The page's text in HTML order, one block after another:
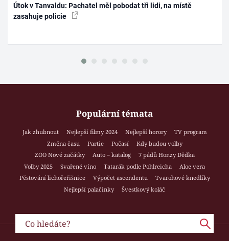
Útok v Tanvaldu: Pachatel měl pobodat tři lidi, na místě
zasahuje policie
Populární témata
Jak zhubnout Nejlepší filmy 2024 Nejlepší horory
TV program
Změna času
Partie Počasí
Kdy budou volby
ZOO Nové začátky
Auto – katalog
7 pádů Honzy Dědka
Volby 2025
Svařené víno Tatarák podle Pohlreicha
Aloe vera
Pěstování lichořeřišnice
Výpočet ascendentu
Tvarohové knedlíky
Nejlepší palačinky
Švestkový koláč